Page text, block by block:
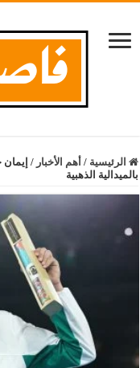
الرئيسية / أهم الأخبار /
بالميدالية الذهبية